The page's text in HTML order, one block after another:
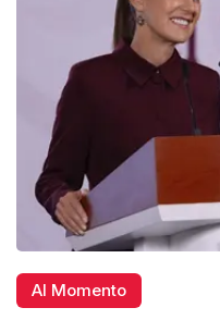
Al Momento